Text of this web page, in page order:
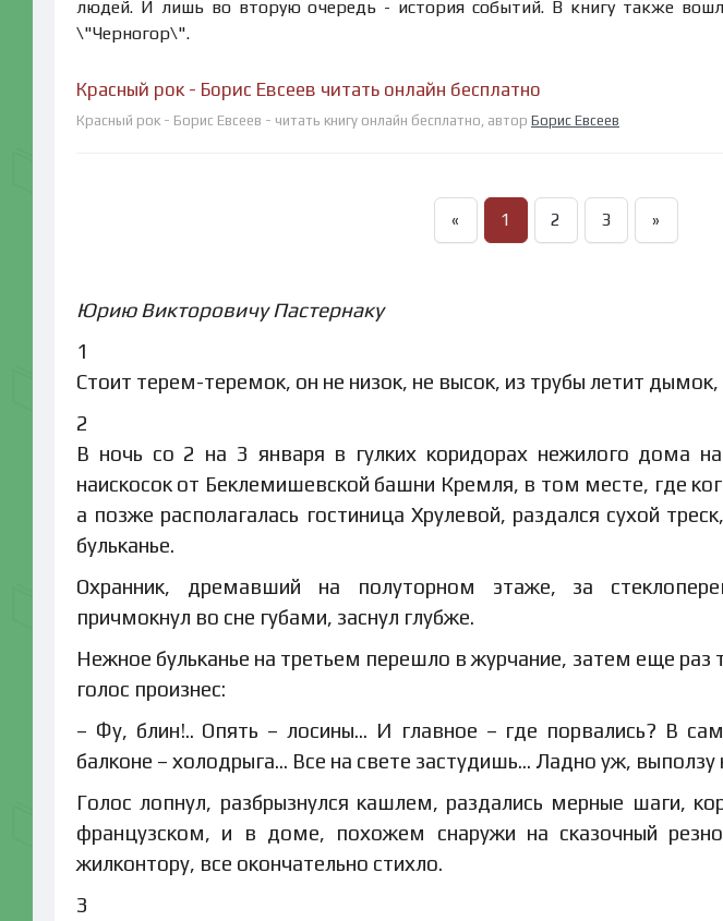
людей. И лишь во вторую очередь - история событий. В книгу также
\"Черногор\".
Красный рок - Борис Евсеев читать онлайн бесплатно
Красный рок - Борис Евсеев - читать книгу онлайн бесплатно, автор Борис Евсеев
« 1 2 3 »
Юрию Викторовичу Пастернаку
1
Стоит терем-теремок, он не низок, не высок, из трубы летит
2
В ночь со 2 на 3 января в гулких коридорах нежилого дома
наискосок от Беклемишевской башни Кремля, в том месте, где
а позже располагалась гостиница Хрулевой, раздался сухой
бульканье.
Охранник, дремавший на полуторном этаже, за
причмокнул во сне губами, заснул глубже.
Нежное бульканье на третьем перешло в журчание, затем еще раз
голос произнес:
– Фу, блин!.. Опять – лосины… И главное – где порвались? В
балконе – холодрыга… Все на свете застудишь… Ладно уж, выползу
Голос лопнул, разбрызнулся кашлем, раздались мерные шаги,
французском, и в доме, похожем снаружи на сказочный
жилконтору, все окончательно стихло.
3